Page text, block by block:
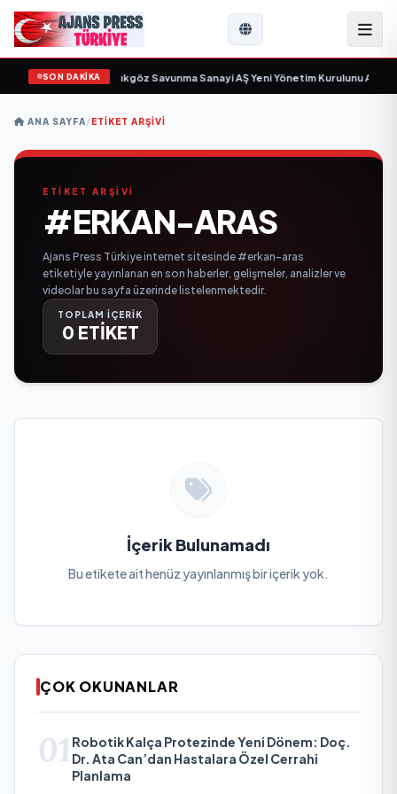
SON DAKİKA
için gün sayıyor• Açıkgöz Savunma Sanayi AŞ Yeni Yönetim Kurulunu
ANA SAYFA/ETIKET ARŞIVI
ETİKET ARŞİVİ
#ERKAN-ARAS
Ajans Press Türkiye internet sitesinde #erkan-aras
etiketiyle yayınlanan en son haberler, gelişmeler, analizler ve
videolar bu sayfa üzerinde listelenmektedir.
TOPLAM İÇERİK
0 ETİKET
İçerik Bulunamadı
Bu etikete ait henüz yayınlanmış bir içerik yok.
ÇOK OKUNANLAR
01 Robotik Kalça Protezinde Yeni Dönem: Doç.
Dr. Ata Can’dan Hastalara Özel Cerrahi
Planlama